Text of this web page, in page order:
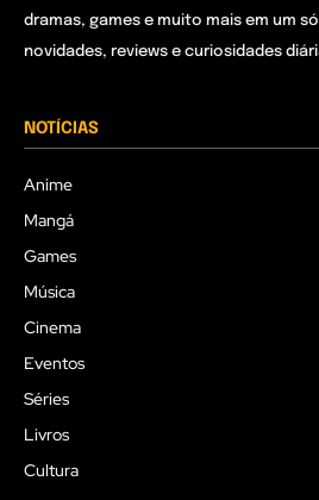
dramas, games e muito mais em um
novidades, reviews e curiosidades
NOTÍCIAS
Anime
Mangá
Games
Música
Cinema
Eventos
Séries
Livros
Cultura